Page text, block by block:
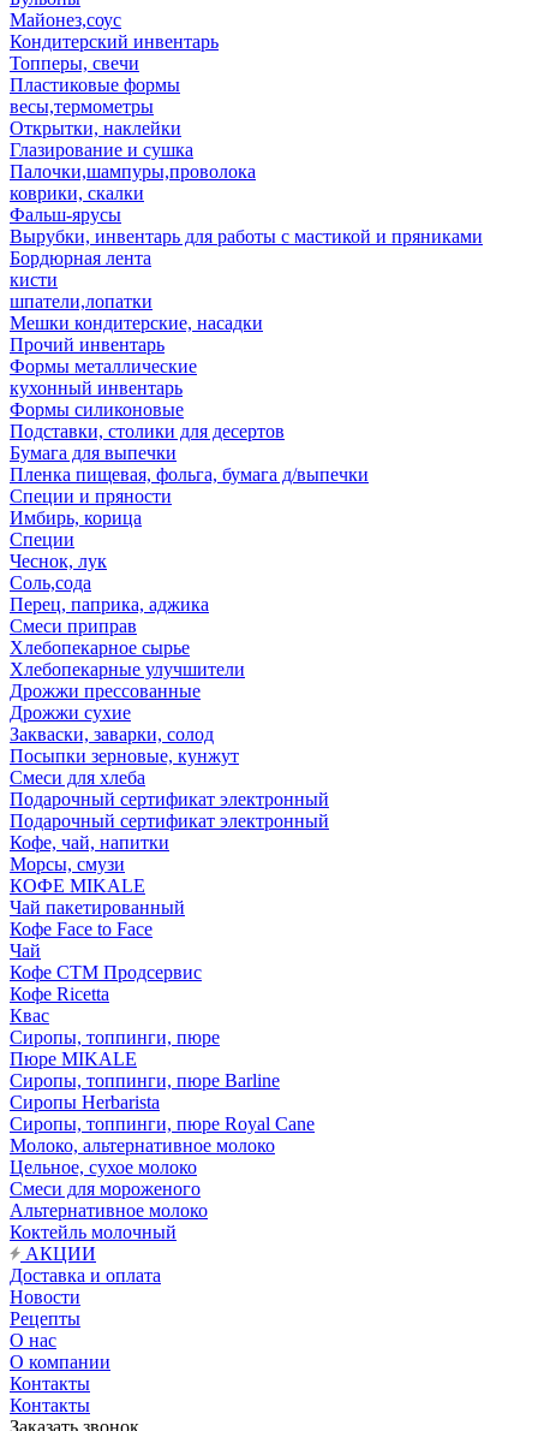
Майонез,соус
Кондитерский инвентарь
Топперы, свечи
Пластиковые формы
весы,термометры
Открытки, наклейки
Глазирование и сушка
Палочки,шампуры,проволока
коврики, скалки
Фальш-ярусы
Вырубки, инвентарь для работы с мастикой и пряниками
Бордюрная лента
кисти
шпатели,лопатки
Мешки кондитерские, насадки
Прочий инвентарь
Формы металлические
кухонный инвентарь
Формы силиконовые
Подставки, столики для десертов
Бумага для выпечки
Пленка пищевая, фольга, бумага д/выпечки
Специи и пряности
Имбирь, корица
Специи
Чеснок, лук
Соль,сода
Перец, паприка, аджика
Смеси приправ
Хлебопекарное сырье
Хлебопекарные улучшители
Дрожжи прессованные
Дрожжи сухие
Закваски, заварки, солод
Посыпки зерновые, кунжут
Смеси для хлеба
Подарочный сертификат электронный
Подарочный сертификат электронный
Кофе, чай, напитки
Морсы, смузи
КОФЕ MIKALE
Чай пакетированный
Кофе Face to Face
Чай
Кофе СТМ Продсервис
Кофе Ricetta
Квас
Сиропы, топпинги, пюре
Пюре MIKALE
Сиропы, топпинги, пюре Barline
Сиропы Herbarista
Сиропы, топпинги, пюре Royal Cane
Молоко, альтернативное молоко
Цельное, сухое молоко
Смеси для мороженого
Альтернативное молоко
Коктейль молочный
АКЦИИ
Доставка и оплата
Новости
Рецепты
О нас
О компании
Контакты
Контакты
Заказать звонок